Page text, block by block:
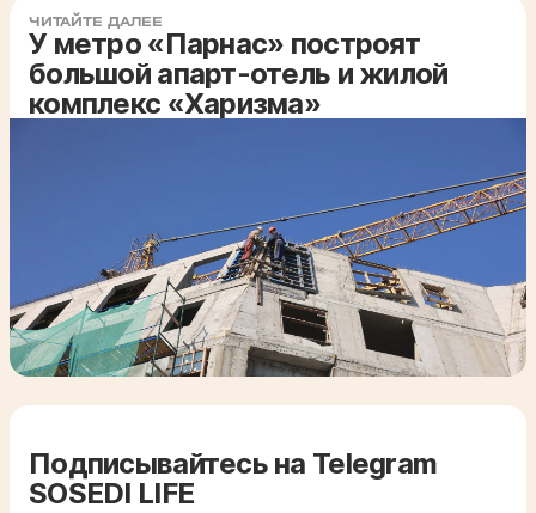
ЧИТАЙТЕ ДАЛЕЕ
У метро «Парнас» построят
большой апарт-отель и жилой
комплекс «Харизма»
Подписывайтесь на Telegram
SOSEDI LIFE